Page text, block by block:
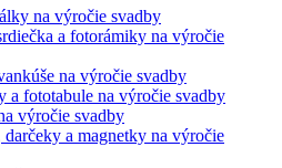
na výročie svadby
a fotorámiky na výročie
na výročie svadby
a fototabule na výročie svadby
výročie svadby
a magnetky na výročie